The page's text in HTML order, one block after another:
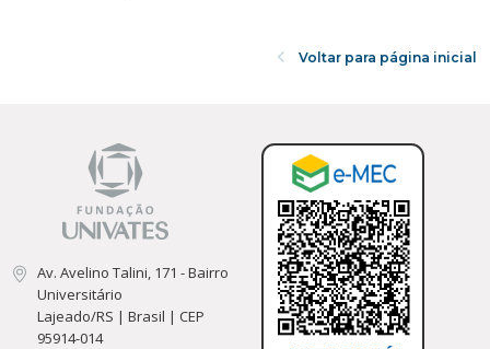
Voltar para página inicial
Av. Avelino Talini, 171 - Bairro
Universitário
Lajeado/RS | Brasil | CEP
95914-014